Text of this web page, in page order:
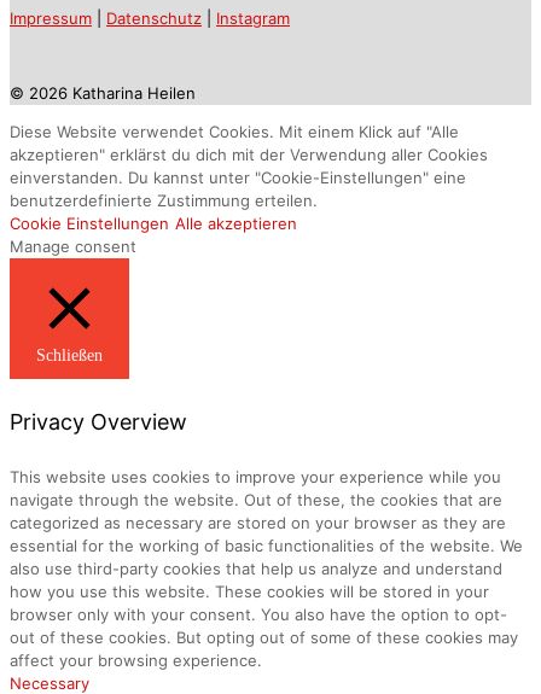
Impressum Datenschutz Instagram
© 2026 Katharina Heilen
Diese Website verwendet Cookies. Mit einem Klick auf "Alle
akzeptieren" erklärst du dich mit der Verwendung aller Cookies
einverstanden. Du kannst unter "Cookie-Einstellungen" eine
benutzerdefinierte Zustimmung erteilen.
Cookie Einstellungen Alle akzeptieren
Manage consent
Schließen
Privacy Overview
This website uses cookies to improve your experience while you
navigate through the website. Out of these, the cookies that are
categorized as necessary are stored on your browser as they are
essential for the working of basic functionalities of the website. We
also use third-party cookies that help us analyze and understand
how you use this website. These cookies will be stored in your
browser only with your consent. You also have the option to opt-
out of these cookies. But opting out of some of these cookies may
affect your browsing experience.
Necessary